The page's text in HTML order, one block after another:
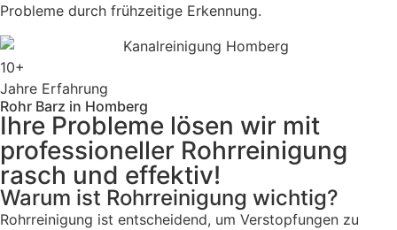
Probleme durch frühzeitige Erkennung.
10+
Jahre Erfahrung
Rohr Barz in Homberg
Ihre Probleme lösen wir mit
professioneller Rohrreinigung
rasch und effektiv!
Warum ist Rohrreinigung wichtig?
Rohrreinigung ist entscheidend, um Verstopfungen zu